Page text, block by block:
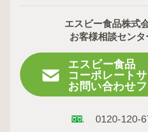
エスビー食品株式
お客様相談センタ
エスビー食品
コーポレート
お問い合わせ
0120-120-